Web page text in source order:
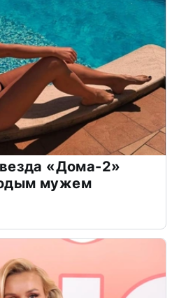
«Дома-2»
мужем